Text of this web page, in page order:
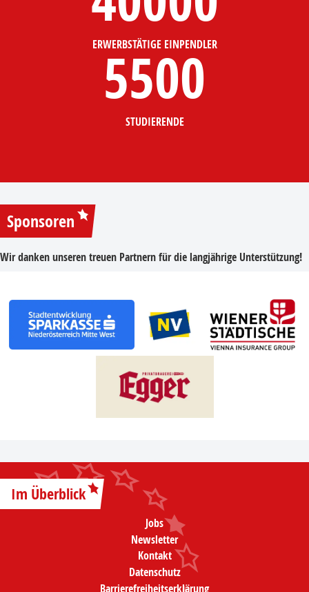
ERWERBSTÄTIGE EINPENDLER
5500
STUDIERENDE
Sponsoren
Wir danken unseren treuen Partnern für die langjährige Unterstützung!
Im Überblick
Jobs
Newsletter
Kontakt
Datenschutz
Barrierefreiheitserklärung